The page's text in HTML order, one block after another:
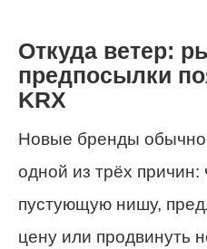
Откуда ветер:
предпосылки
KRX
Новые бренды обычно
одной из трёх причин:
пустующую нишу,
цену или продвинуть